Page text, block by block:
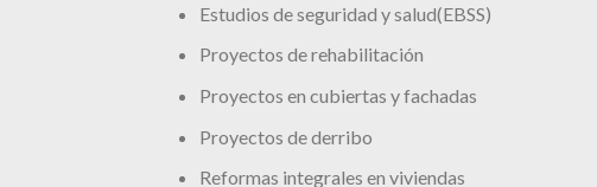
Estudios de seguridad y salud(EBSS)
Proyectos de rehabilitación
Proyectos en cubiertas y fachadas
Proyectos de derribo
Reformas integrales en viviendas